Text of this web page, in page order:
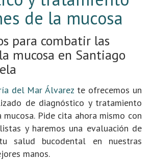
de la mucosa
para combatir las
mucosa en Santiago
del Mar Álvarez te ofrecemos un
de diagnóstico y tratamiento
Pide cita ahora mismo con
y haremos una evaluación de
salud bucodental en nuestras
manos.